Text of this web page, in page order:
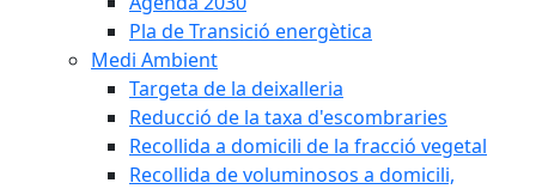
Pla de Transició energètica
Medi Ambient
Targeta de la deixalleria
Reducció de la taxa d'escombraries
Recollida a domicili de la fracció vegetal
Recollida de voluminosos a domicili,